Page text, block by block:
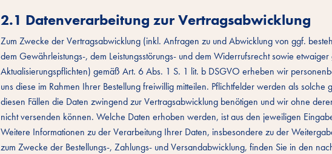
2.1 Datenverarbeitung zur Vertragsabwicklung
Zum Zwecke der Vertragsabwicklung (inkl. Anfragen zu und Abwicklung von ggf.
dem Gewährleistungs-, dem Leistungsstörungs- und dem Widerrufsrecht sowie
Aktualisierungspflichten) gemäß Art. 6 Abs. 1 S. 1 lit. b DSGVO erheben wir
uns diese im Rahmen Ihrer Bestellung freiwillig mitteilen. Pflichtfelder werden als solche
diesen Fällen die Daten zwingend zur Vertragsabwicklung benötigen und wir ohne
nicht versenden können. Welche Daten erhoben werden, ist aus den jeweiligen
Weitere Informationen zu der Verarbeitung Ihrer Daten, insbesondere zu der
zum Zwecke der Bestellungs-, Zahlungs- und Versandabwicklung, finden Sie in den